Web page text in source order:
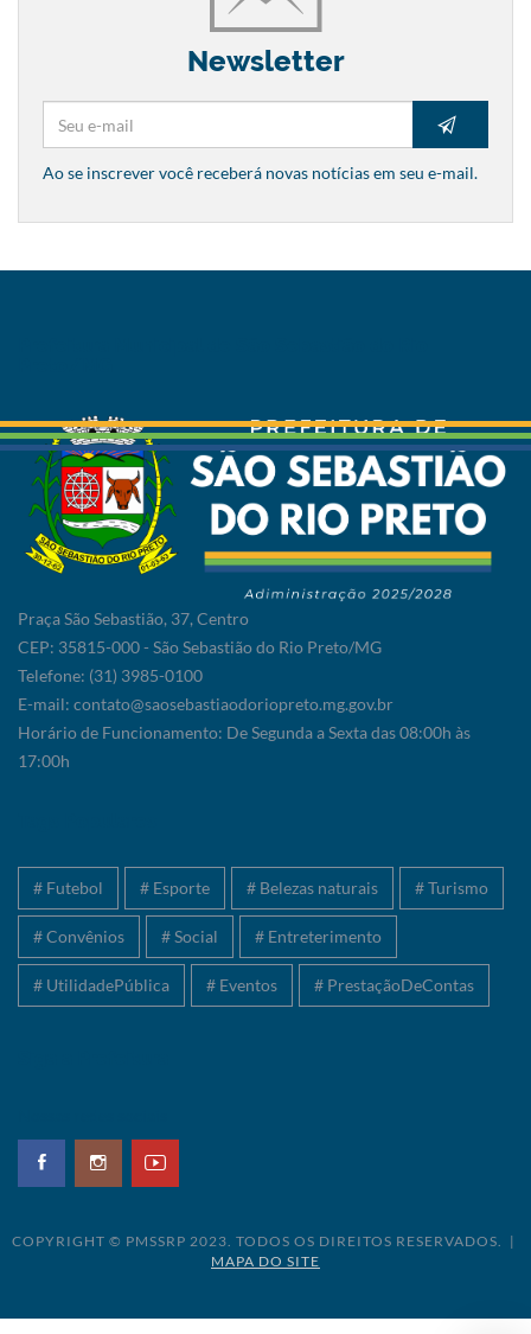
Newsletter
Ao se inscrever você receberá novas notícias em seu e-mail.
Praça São Sebastião, 37, Centro
CEP: 35815-000 - São Sebastião do Rio Preto/MG
Telefone: (31) 3985-0100
E-mail: contato@saosebastiaodoriopreto.mg.gov.br
Horário de Funcionamento: De Segunda a Sexta das 08:00h às
17:00h
# Futebol # Esporte # Belezas naturais # Turismo
# Convênios # Social # Entreterimento
# UtilidadePública # Eventos # PrestaçãoDeContas
COPYRIGHT © PMSSRP 2023. TODOS OS DIREITOS RESERVADOS. |
MAPA DO SITE